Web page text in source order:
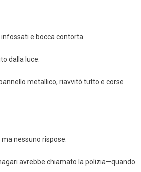
e bocca contorta.
dalla luce.
metallico, riavvitò tutto e corse
nessuno rispose.
avrebbe chiamato la polizia—quando